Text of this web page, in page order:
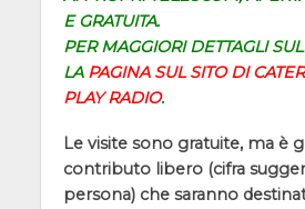
E GRATUITA.
PER MAGGIORI DETTAGLI
LA PAGINA SUL SITO DI
PLAY RADIO.
Le visite sono gratuite, ma è
contributo libero (cifra
persona) che saranno